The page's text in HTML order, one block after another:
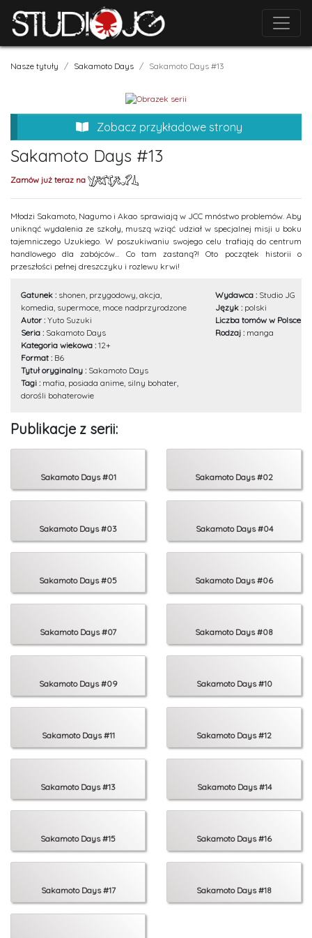
Nasze tytuły Sakamoto Days Sakamoto Days #13
Zobacz przykładowe strony
Sakamoto Days #13
Zamów już teraz na
Młodzi Sakamoto, Nagumo i Akao sprawiają w JCC mnóstwo problemów. Aby
uniknąć wydalenia ze szkoły, muszą wziąć udział w specjalnej misji u boku
tajemniczego Uzukiego. W poszukiwaniu swojego celu trafiają do centrum
handlowego dla zabójców... Co tam zastaną?! Oto początek historii o
przeszłości pełnej dreszczyku i rozlewu krwi!
Gatunek : shonen, przygodowy, akcja,
komedia, supermoce, moce nadprzyrodzone
Autor : Yuto Suzuki
Seria : Sakamoto Days
Kategoria wiekowa : 12+
Format : B6
Tytuł oryginalny : Sakamoto Days
Tagi : mafia, posiada anime, silny bohater,
dorośli bohaterowie
Wydawca : Studio JG
Język : polski
Liczba tomów w Polsce :
Rodzaj : manga
Publikacje z serii:
Sakamoto Days #01 Sakamoto Days #02
Sakamoto Days #03 Sakamoto Days #04
Sakamoto Days #05 Sakamoto Days #06
Sakamoto Days #07 Sakamoto Days #08
Sakamoto Days #09 Sakamoto Days #10
Sakamoto Days #11 Sakamoto Days #12
Sakamoto Days #13 Sakamoto Days #14
Sakamoto Days #15 Sakamoto Days #16
Sakamoto Days #17 Sakamoto Days #18